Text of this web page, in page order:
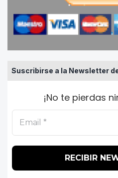
Suscribirse a la Newsletter
¡No te pierdas